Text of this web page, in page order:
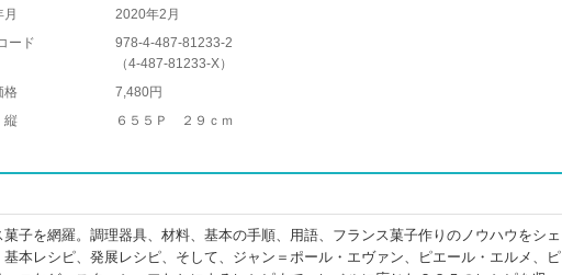
2020年2月
ード
978-4-487-81233-2
（4-487-81233-X）
格
7,480円
縦
６５５Ｐ ２９ｃｍ
子を網羅。調理器具、材料、基本の手順、用語、フランス菓子作りのノウハウをシェ
基本レシピ、発展レシピ、そして、ジャン＝ポール・エヴァン、ピエール・エルメ、ピ